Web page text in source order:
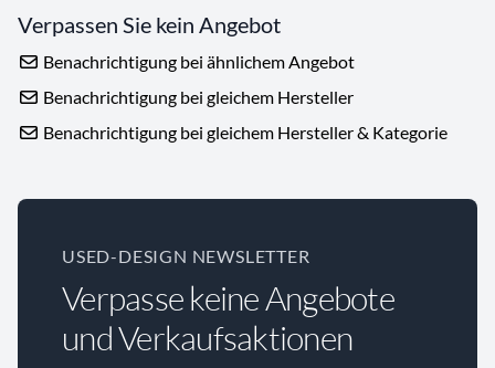
Verpassen Sie kein Angebot
Benachrichtigung bei ähnlichem Angebot
Benachrichtigung bei gleichem Hersteller
Benachrichtigung bei gleichem Hersteller & Kategorie
USED-DESIGN NEWSLETTER
Verpasse keine Angebote
und Verkaufsaktionen